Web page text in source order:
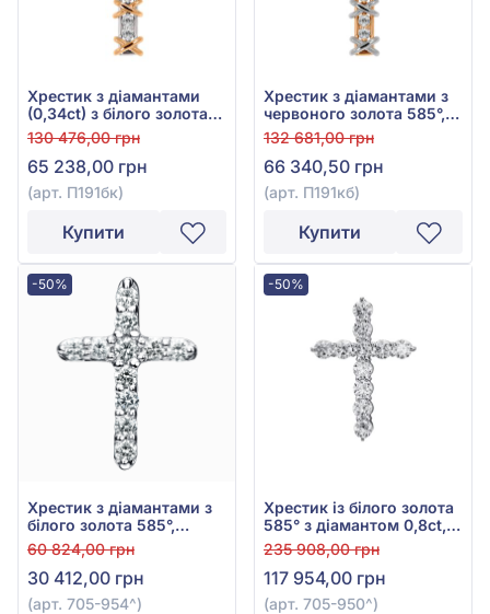
Хрестик з діамантами
(0,34ct) з білого золота
585°, арт. П191бк
130 476,00 грн
65 238,00 грн
(арт. П191бк)
Купити
Хрестик з діамантами з
червоного золота 585°,
Діамант 0,34ct, арт.
П191кб
132 681,00 грн
66 340,50 грн
(арт. П191кб)
Купити
-50%
Хрестик з діамантами з
білого золота 585°,
Діамант 0,19ct, арт. 705-
954
60 824,00 грн
30 412,00 грн
(арт. 705-954^)
-50%
Хрестик із білого золота
585° з діамантом 0,8ct,
арт. 705-950
235 908,00 грн
117 954,00 грн
(арт. 705-950^)